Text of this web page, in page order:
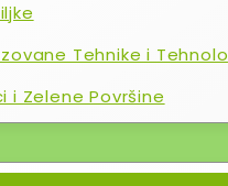
Tehnike i
i Zelene Površine